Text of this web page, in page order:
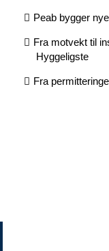
Peab bygger
Fra motvekt til
Hyggeligste
Fra